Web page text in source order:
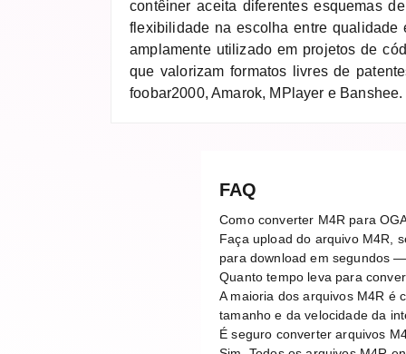
contêiner aceita diferentes esquemas
flexibilidade na escolha entre qualidade
amplamente utilizado em projetos de
que valorizam formatos livres de
foobar2000, Amarok, MPlayer e Banshee.
FAQ
Como converter M4R para
Faça upload do arquivo M4R,
para download em segundos
Quanto tempo leva para
A maioria dos arquivos M4R é
tamanho e da velocidade da
É seguro converter arquivos